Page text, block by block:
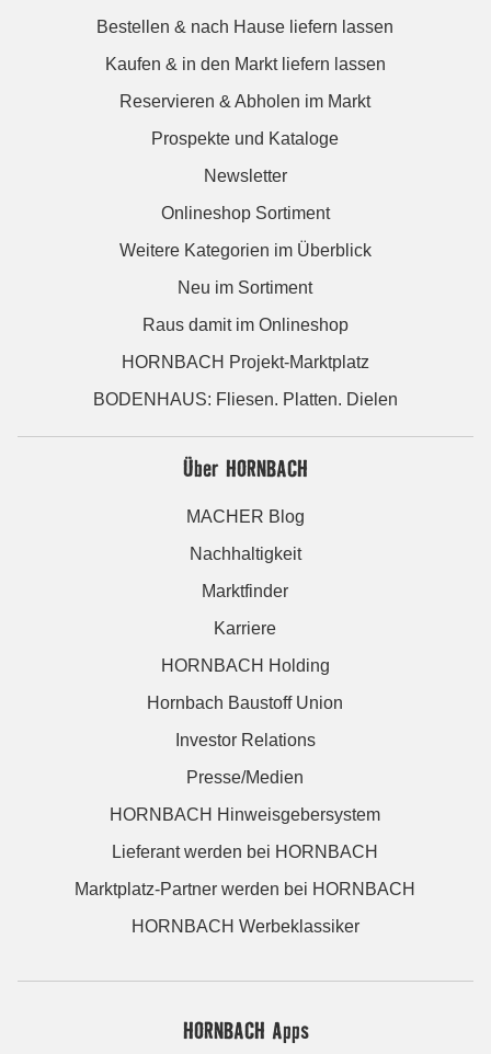
Bestellen & nach Hause liefern lassen
Kaufen & in den Markt liefern lassen
Reservieren & Abholen im Markt
Prospekte und Kataloge
Newsletter
Onlineshop Sortiment
Weitere Kategorien im Überblick
Neu im Sortiment
Raus damit im Onlineshop
HORNBACH Projekt-Marktplatz
BODENHAUS: Fliesen. Platten. Dielen
Über HORNBACH
MACHER Blog
Nachhaltigkeit
Marktfinder
Karriere
HORNBACH Holding
Hornbach Baustoff Union
Investor Relations
Presse/Medien
HORNBACH Hinweisgebersystem
Lieferant werden bei HORNBACH
Marktplatz-Partner werden bei HORNBACH
HORNBACH Werbeklassiker
HORNBACH Apps